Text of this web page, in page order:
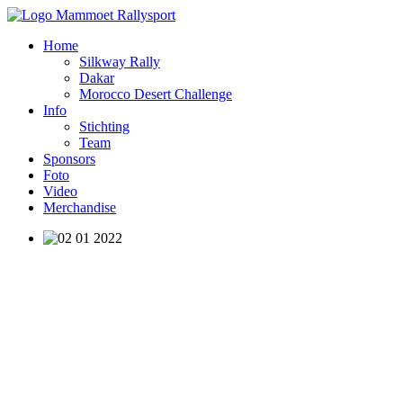
Home
Silkway Rally
Dakar
Morocco Desert Challenge
Info
Stichting
Team
Sponsors
Foto
Video
Merchandise